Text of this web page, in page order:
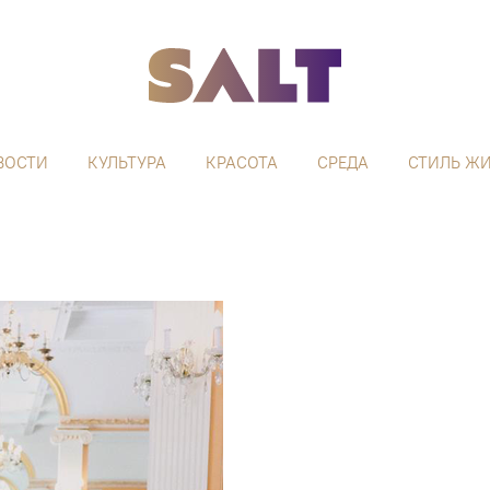
КУЛЬТУРА КРАСОТА СРЕДА СТИЛЬ